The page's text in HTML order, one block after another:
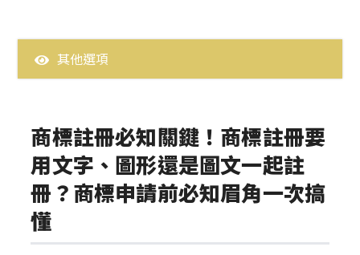
最新消息
其他選項
著作權
商標註冊必知關鍵！商標註冊要
用文字、圖形還是圖文一起註
冊？商標申請前必知眉角一次搞
懂